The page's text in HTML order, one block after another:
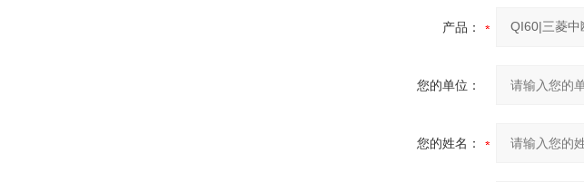
产品：
您的单位：
您的姓名：